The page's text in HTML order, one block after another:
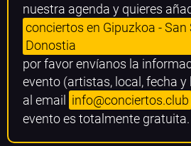
nuestra agenda y quieres
conciertos en Gipuzkoa - San
Donostia
por favor envíanos la
evento (artistas, local, fecha y
al email
info@conciertos.club
evento es totalmente gratuita.